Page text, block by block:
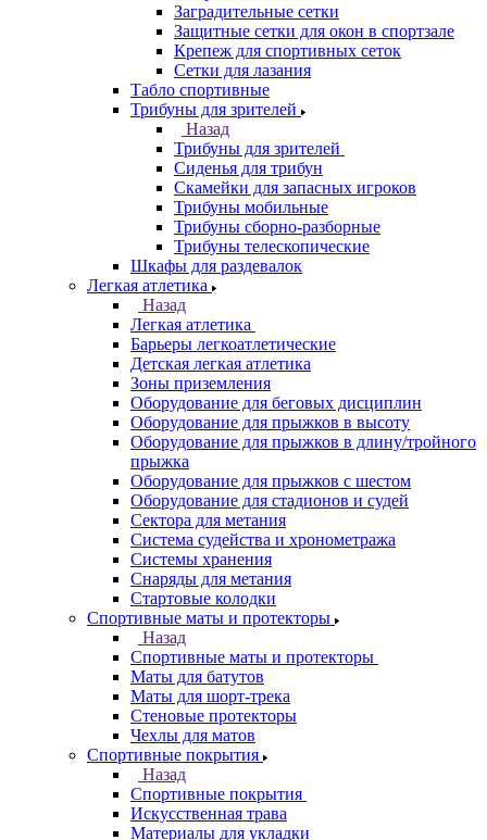
Заградительные сетки
Защитные сетки для окон в спортзале
Крепеж для спортивных сеток
Сетки для лазания
Табло спортивные
Трибуны для зрителей
Назад
Трибуны для зрителей
Сиденья для трибун
Скамейки для запасных игроков
Трибуны мобильные
Трибуны сборно-разборные
Трибуны телескопические
Шкафы для раздевалок
Легкая атлетика
Назад
Легкая атлетика
Барьеры легкоатлетические
Детская легкая атлетика
Зоны приземления
Оборудование для беговых дисциплин
Оборудование для прыжков в высоту
Оборудование для прыжков в длину/тройного
прыжка
Оборудование для прыжков с шестом
Оборудование для стадионов и судей
Сектора для метания
Система судейства и хронометража
Системы хранения
Снаряды для метания
Стартовые колодки
Спортивные маты и протекторы
Назад
Спортивные маты и протекторы
Маты для батутов
Маты для шорт-трека
Стеновые протекторы
Чехлы для матов
Спортивные покрытия
Назад
Спортивные покрытия
Искусственная трава
Материалы для укладки